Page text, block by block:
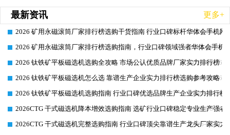
最新资讯 更多+
2026-06-26
2026 矿用永磁滚筒厂家排行榜选购干货指南 行业口碑标杆华体会手机网
2026-06-26
2026 矿用永磁滚筒厂家排行榜选购指南，行业口碑领域强者华体会手机
2026-06-26
2026 钛铁矿平板磁选机选购全攻略 市场公认优质品牌厂家实力排行榜
2026-06-26
2026 钛铁矿平板磁选机怎么选 靠谱生产企业实力排行榜选购参考攻略
2026-06-26
2026 钛铁矿平板磁选机选购指南 行业口碑优选品牌生产企业实力排行榜
2026-06-26
2026CTG 干式磁选机降本增效选购指南 选矿行业口碑稳定专业生产强者
2026-06-26
2026CTG 干式磁选机完整选购指南 行业口碑顶尖靠谱生产龙头厂家实力